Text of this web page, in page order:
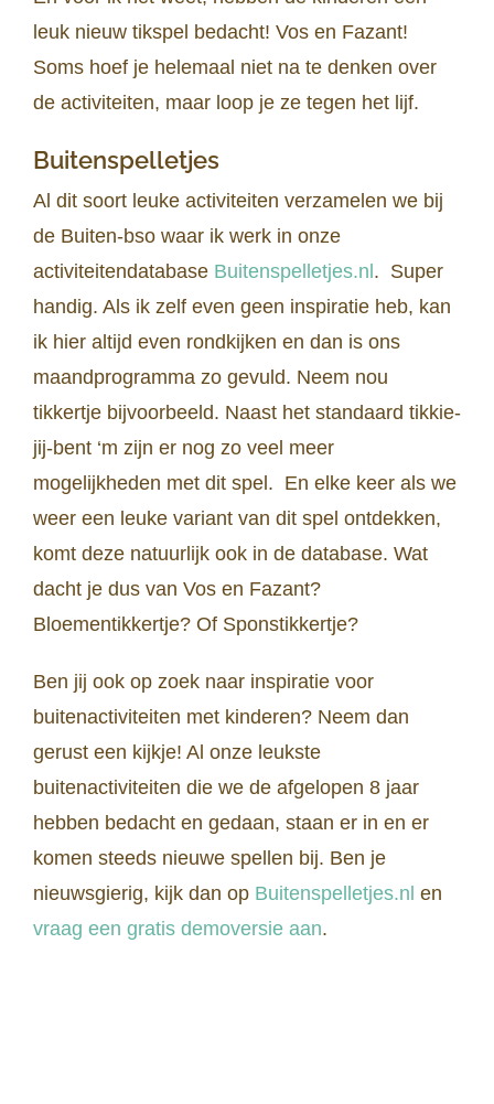
leuk nieuw tikspel bedacht! Vos en Fazant!
Soms hoef je helemaal niet na te denken over
de activiteiten, maar loop je ze tegen het lijf.
Buitenspelletjes
Al dit soort leuke activiteiten verzamelen we bij
de Buiten-bso waar ik werk in onze
activiteitendatabase Buitenspelletjes.nl. Super
handig. Als ik zelf even geen inspiratie heb, kan
ik hier altijd even rondkijken en dan is ons
maandprogramma zo gevuld. Neem nou
tikkertje bijvoorbeeld. Naast het standaard tikkie-
jij-bent ‘m zijn er nog zo veel meer
mogelijkheden met dit spel. En elke keer als we
weer een leuke variant van dit spel ontdekken,
komt deze natuurlijk ook in de database. Wat
dacht je dus van Vos en Fazant?
Bloementikkertje? Of Sponstikkertje?
Ben jij ook op zoek naar inspiratie voor
buitenactiviteiten met kinderen? Neem dan
gerust een kijkje! Al onze leukste
buitenactiviteiten die we de afgelopen 8 jaar
hebben bedacht en gedaan, staan er in en er
komen steeds nieuwe spellen bij. Ben je
nieuwsgierig, kijk dan op Buitenspelletjes.nl en
vraag een gratis demoversie aan.